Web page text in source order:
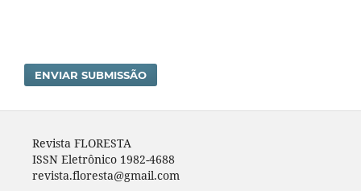
ENVIAR SUBMISSÃO
Revista FLORESTA
ISSN Eletrônico 1982-4688
revista.floresta@gmail.com